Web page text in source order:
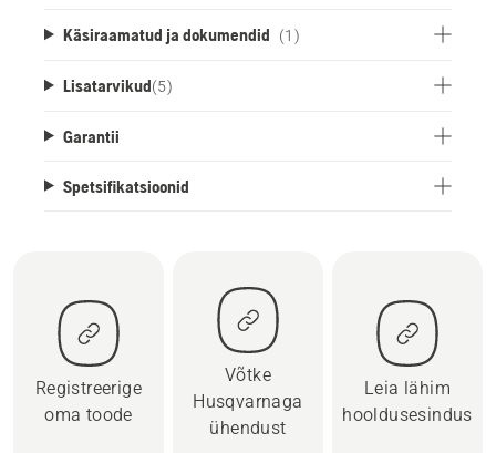
Käsiraamatud ja dokumendid (1)
Lisatarvikud(5)
Garantii
Spetsifikatsioonid
Registreerige
oma toode
Võtke
Husqvarnaga
ühendust
Leia lähim
hooldusesindus